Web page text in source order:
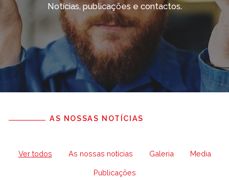
Notícias, publicações e contactos.
AS NOSSAS NOTÍCIAS
Ver todos As nossas notícias Galeria Media
Publicações